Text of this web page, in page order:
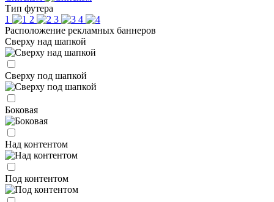
Тип футера
1
2 3
4
Расположение рекламных баннеров
Сверху над шапкой
Сверху под шапкой
Боковая
Над контентом
Под контентом